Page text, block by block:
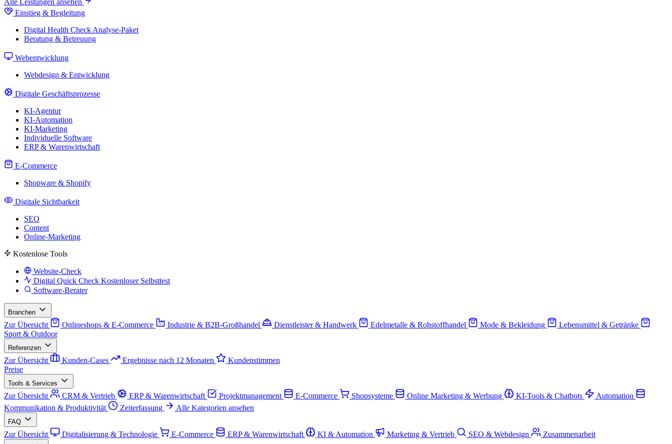
Alle Leistungen ansehen
Einstieg & Begleitung
Digital Health Check Analyse-Paket
Beratung & Betreuung
Webentwicklung
Webdesign & Entwicklung
Digitale Geschäftsprozesse
KI-Agentur
KI-Automation
KI-Marketing
Individuelle Software
ERP & Warenwirtschaft
E-Commerce
Shopware & Shopify
Digitale Sichtbarkeit
SEO
Content
Online-Marketing
Kostenlose Tools
Website-Check
Digital Quick Check Kostenloser Selbsttest
Software-Berater
Branchen
Zur Übersicht Onlineshops & E-Commerce Industrie & B2B-Großhandel Dienstleister & Handwerk Edelmetalle & Rohstoffhandel Mode & Bekleidung
Lebensmittel & Getränke
Sport & Outdoor
Referenzen
Zur Übersicht Kunden-Cases Ergebnisse nach 12 Monaten
Kundenstimmen
Preise
Tools & Services
Zur Übersicht CRM & Vertrieb ERP & Warenwirtschaft Projektmanagement E-Commerce Shopsysteme Online Marketing & Werbung KI-Tools & Chatbots
Automation
Kommunikation & Produktivität
Zeiterfassung Alle Kategorien ansehen
FAQ
Zur Übersicht Digitalisierung & Technologie E-Commerce ERP & Warenwirtschaft KI & Automation Marketing & Vertrieb SEO & Webdesign Zusammenarbeit